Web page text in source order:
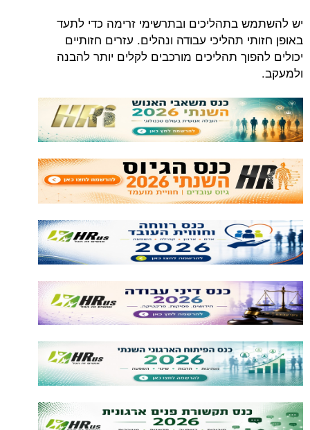
יש להשתמש בתהליכים ובתרשימי זרימה כדי לתעד
באופן חזותי תהליכי עבודה ונהלים. עזרים חזותיים
יכולים להפוך תהליכים מורכבים לקלים יותר להבנה
ולמעקב.